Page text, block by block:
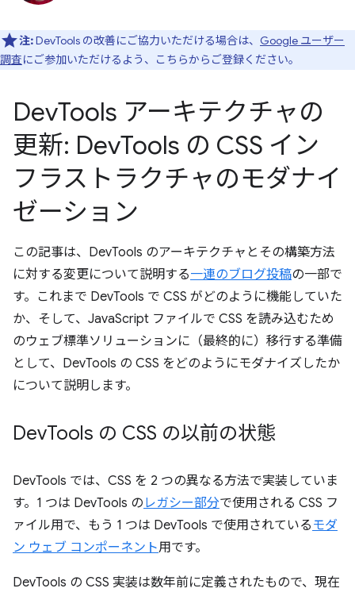
注:DevTools の改善にご協力いただける場合は、 Google ユーザー
調査にご参加いただけるよう、こちらからご登録ください。
DevTools アーキテクチャの
更新: DevTools の CSS イン
フラストラクチャのモダナイ
ゼーション
この記事は、DevTools のアーキテクチャとその構築方法
に対する変更について説明する一連のブログ投稿の一部で
す。これまで DevTools で CSS がどのように機能していた
か、そして、JavaScript ファイルで CSS を読み込むため
のウェブ標準ソリューションに（最終的に）移行する準備
として、DevTools の CSS をどのようにモダナイズしたか
について説明します。
DevTools の CSS の以前の状態
DevTools では、CSS を 2 つの異なる方法で実装していま
す。1 つは DevTools の レガシー部分で使用される CSS フ
ァイル用で、もう 1 つは DevTools で使用されている モダ
ン ウェブ コンポーネント用です。
DevTools の CSS 実装は数年前に定義されたもので、現在